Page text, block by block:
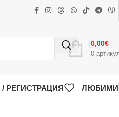
0
0,00€
РЕГИСТРАЦИЯ ЛЮБИМИ